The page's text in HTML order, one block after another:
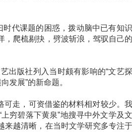
代课题的困惑，拨动脑中已有知识
，爬梳剔抉，劈波斩浪，驾驭自己的
版社列入当时颇有影响的“文艺探
发展”的新命题。
走，可资借鉴的材料相对较少。我
穷碧落下黄泉”地搜寻中外文学及文
来越清晰，在当时文学研究多专注于